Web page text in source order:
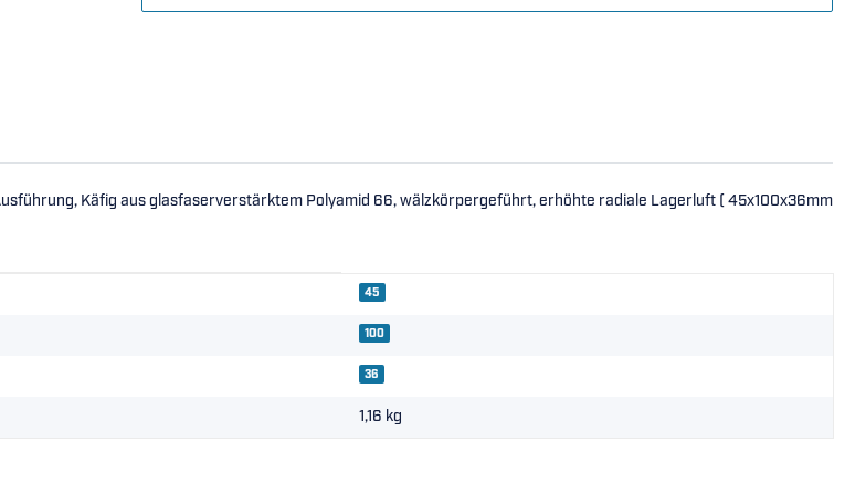
Käfig aus glasfaserverstärktem Polyamid 66, wälzkörpergeführt, erhöhte radiale Lagerluft ( 45x100x36mm
45
100
36
1,16 kg